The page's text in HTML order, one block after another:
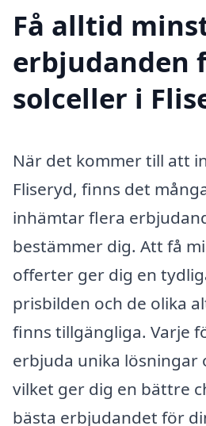
Få alltid
erbjudanden
solceller i
När det kommer till att
Fliseryd, finns det
inhämtar flera
bestämmer dig. Att få
offerter ger dig en
prisbilden och de olika
finns tillgängliga. Varje
erbjuda unika lösningar
vilket ger dig en bättre
bästa erbjudandet för